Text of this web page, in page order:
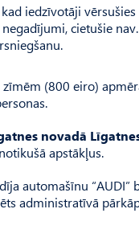
iedzīvotāji
cietušie
(800 eiro)
novadā
apstākļus.
automašīnu “AUDI”
administratīvā